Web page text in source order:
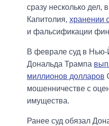
сразу несколько дел,
Капитолия, хранении
и фальсификации
В феврале суд в Нью-
Дональда Трампа
миллионов долларов
мошенничестве с
имущества.
Ранее суд обязал